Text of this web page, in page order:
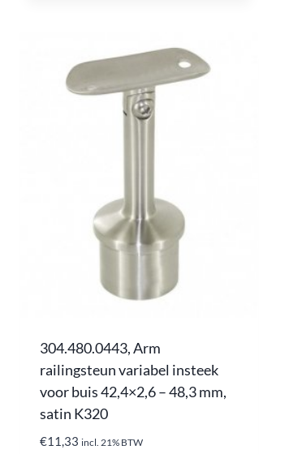
304.480.0443, Arm
railingsteun variabel insteek
voor buis 42,4×2,6 – 48,3 mm,
satin K320
€11,33 incl. 21% BTW